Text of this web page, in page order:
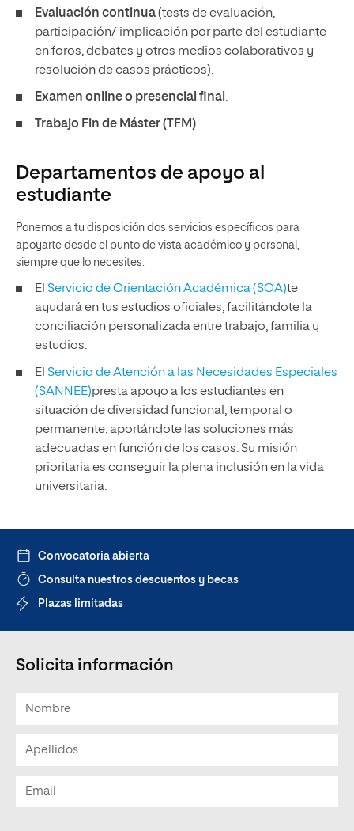
Evaluación continua(tests de evaluación,
participación/ implicación por parte del estudiante
en foros, debates y otros medios colaborativos y
resolución de casos prácticos).
Examen online o presencial final .
Trabajo Fin de Máster (TFM).
Departamentos de apoyo al
estudiante
Ponemos a tu disposición dos servicios específicos para
apoyarte desde el punto de vista académico y personal,
siempre que lo necesites.
El Servicio de Orientación Académica (SOA)te
ayudará en tus estudios oficiales, facilitándote la
conciliación personalizada entre trabajo, familia y
estudios.
El Servicio de Atención a las Necesidades Especiales
(SANNEE)presta apoyo a los estudiantes en
situación de diversidad funcional, temporal o
permanente, aportándote las soluciones más
adecuadas en función de los casos. Su misión
prioritaria es conseguir la plena inclusión en la vida
universitaria.
Convocatoria abierta
Consulta nuestros descuentos y becas
Plazas limitadas
Solicita información